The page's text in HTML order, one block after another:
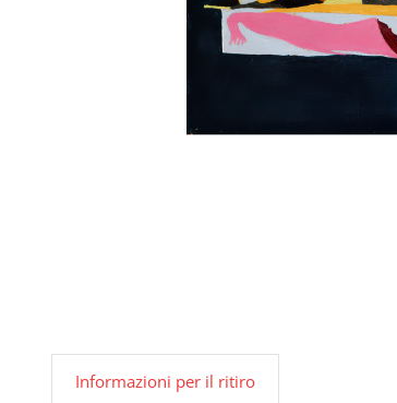
Informazioni per il ritiro